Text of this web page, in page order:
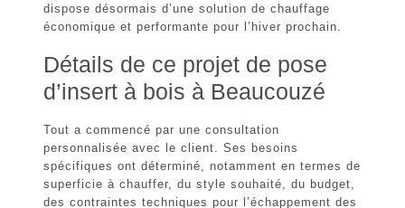
dispose désormais d’une solution de chauffage
économique et performante pour l’hiver prochain.
Détails de ce projet de pose
d’insert à bois à Beaucouzé
Tout a commencé par une consultation
personnalisée avec le client. Ses besoins
spécifiques ont déterminé, notamment en termes de
superficie à chauffer, du style souhaité, du budget,
des contraintes techniques pour l’échappement des